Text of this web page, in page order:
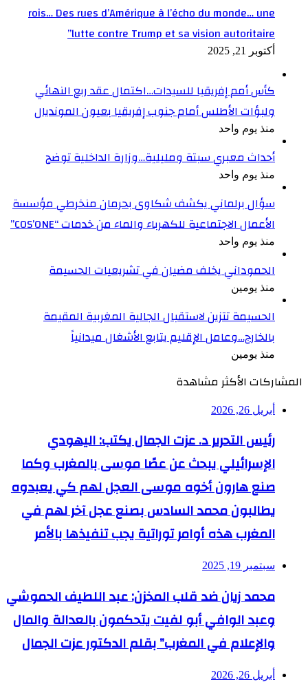
rois… Des rues d’Amérique à l’écho du monde… une
lutte contre Trump et sa vision autoritaire”
أكتوبر 21, 2025
كأس أمم إفريقيا للسيدات…اكتمال عقد ربع النهائي
ولبؤات الأطلس أمام جنوب إفريقيا بعيون المونديال
منذ يوم واحد
أحداث معبري سبتة ومليلية…وزارة الداخلية توضح
منذ يوم واحد
سؤال برلماني يكشف شكاوى بحرمان منخرطي مؤسسة
الأعمال الاجتماعية للكهرباء والماء من خدمات “COS’ONE”
منذ يوم واحد
الحموداني يخلف مضيان في تشريعيات الحسيمة
منذ يومين
الحسيمة تتزين لاستقبال الجالية المغربية المقيمة
بالخارج…وعامل الإقليم يتابع الأشغال ميدانياً
منذ يومين
المشاركات الأكثر مشاهدة
أبريل 26, 2026
رئيس التحرير د. عزت الجمال يكتب: اليهودي
الإسرائيلي يبحث عن عصًا موسى بالمغرب وكما
صنع هارون أخوه موسى العجل لهم كي يعبدوه
يطالبون محمد السادس بصنع عجل آخر لهم في
المغرب هذه أوامر توراتية يجب تنفيذها بالأمر
سبتمبر 19, 2025
محمد زيان ضد قلب المخزن: عبد اللطيف الحموشي
وعبد الوافي أبو لفيت يتحكمون بالعدالة والمال
والإعلام في المغرب” بقلم الدكتور عزت الجمال
أبريل 26, 2026